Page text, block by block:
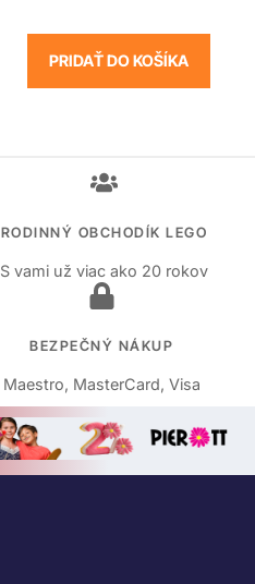
PRIDAŤ DO KOŠÍKA
RODINNÝ OBCHODÍK LEGO
S vami už viac ako 20 rokov
BEZPEČNÝ NÁKUP
Maestro, MasterCard, Visa